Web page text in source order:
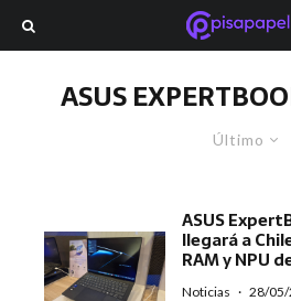
ASUS
Último
ASUS
llegará a
RAM y NPU
Noticias · 28/